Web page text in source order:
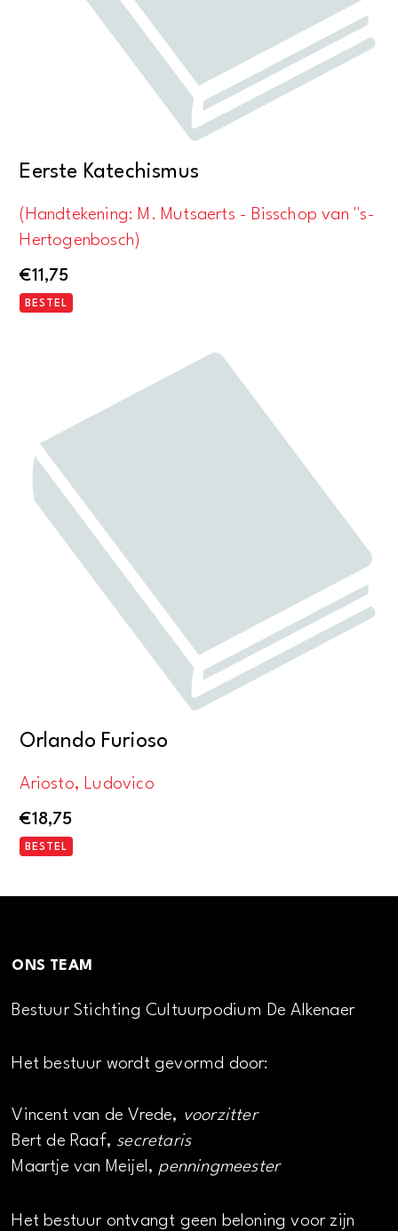
Eerste Katechismus
(Handtekening: M. Mutsaerts - Bisschop van ''s-
Hertogenbosch)
€11,75
BESTEL
Orlando Furioso
Ariosto, Ludovico
€18,75
BESTEL
ONS TEAM
Bestuur Stichting Cultuurpodium De Alkenaer
Het bestuur wordt gevormd door:
Vincent van de Vrede, voorzitter
Bert de Raaf, secretaris
Maartje van Meijel, penningmeester
Het bestuur ontvangt geen beloning voor zijn